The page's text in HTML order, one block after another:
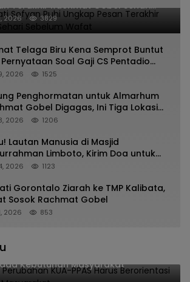
Terakhir Rachmat Gobel Sehari
Wafat
2026 3829
Telaga Biru Kena Semprot Buntut
Pernyataan Soal Gaji CS Pentadio
yang Nunggak
2026 1525
Penghormatan untuk Almarhum
Gobel Digagas, Ini Tiga Lokasi
Diusulkan
2026 1206
Lautan Manusia di Masjid
Limboto, Kirim Doa untuk
Rachmat Gobel
2026 1123
Gorontalo Ziarah ke TMP Kalibata,
Sosok Rachmat Gobel
2026 853
Perubahan KUA-PPAS Harus
Kebutuhan Masyarakat